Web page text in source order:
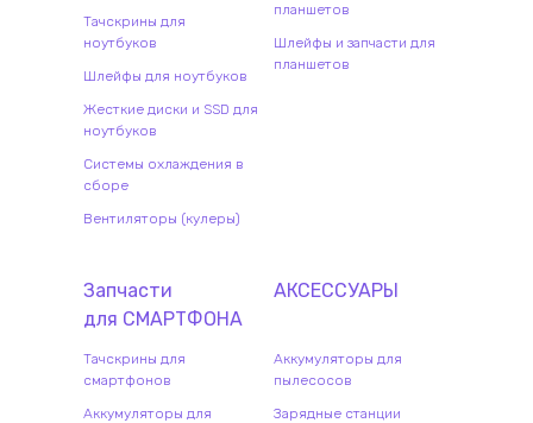
Тачскрины для
ноутбуков
Шлейфы для ноутбуков
Жесткие диски и SSD для
ноутбуков
Системы охлаждения в
сборе
Вентиляторы (кулеры)
планшетов
Шлейфы и запчасти для
планшетов
Запчасти
для СМАРТФОНА
Тачскрины для
смартфонов
Аккумуляторы для
АКСЕССУАРЫ
Аккумуляторы для
пылесосов
Зарядные станции